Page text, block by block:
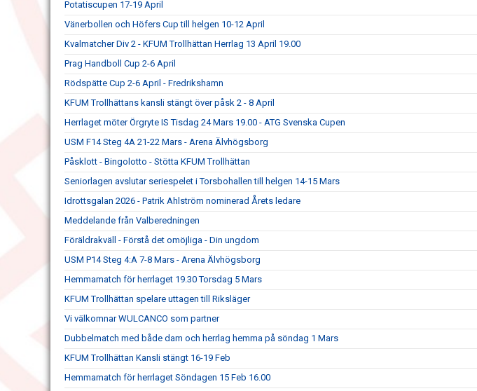
Potatiscupen 17-19 April
Vänerbollen och Höfers Cup till helgen 10-12 April
Kvalmatcher Div 2 - KFUM Trollhättan Herrlag 13 April 19.00
Prag Handboll Cup 2-6 April
Rödspätte Cup 2-6 April - Fredrikshamn
KFUM Trollhättans kansli stängt över påsk 2 - 8 April
Herrlaget möter Örgryte IS Tisdag 24 Mars 19.00 - ATG Svenska Cupen
USM F14 Steg 4A 21-22 Mars - Arena Älvhögsborg
Påsklott - Bingolotto - Stötta KFUM Trollhättan
Seniorlagen avslutar seriespelet i Torsbohallen till helgen 14-15 Mars
Idrottsgalan 2026 - Patrik Ahlström nominerad Årets ledare
Meddelande från Valberedningen
Föräldrakväll - Förstå det omöjliga - Din ungdom
USM P14 Steg 4:A 7-8 Mars - Arena Älvhögsborg
Hemmamatch för herrlaget 19.30 Torsdag 5 Mars
KFUM Trollhättan spelare uttagen till Riksläger
Vi välkomnar WULCANCO som partner
Dubbelmatch med både dam och herrlag hemma på söndag 1 Mars
KFUM Trollhättan Kansli stängt 16-19 Feb
Hemmamatch för herrlaget Söndagen 15 Feb 16.00